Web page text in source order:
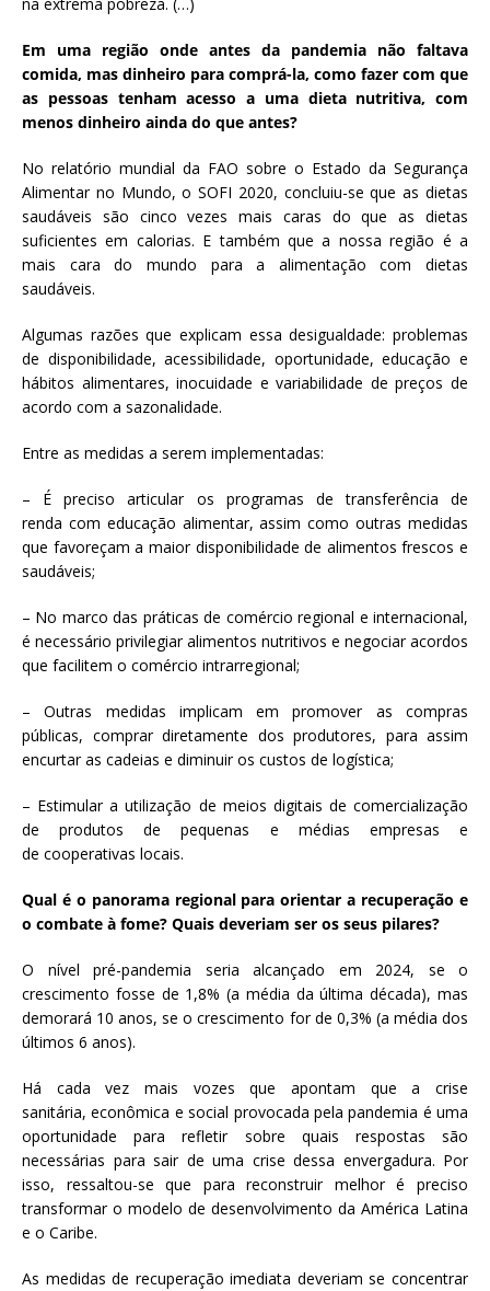
Em uma região onde antes da pandemia não faltava
comida, mas dinheiro para comprá-la, como fazer com que
as pessoas tenham acesso a uma dieta nutritiva, com
menos dinheiro ainda do que antes?
No relatório mundial da FAO sobre o Estado da Segurança
Alimentar no Mundo, o SOFI 2020, concluiu-se que as dietas
saudáveis são cinco vezes mais caras do que as dietas
suficientes em calorias. E também que a nossa região é a
mais cara do mundo para a alimentação com dietas
saudáveis.
Algumas razões que explicam essa desigualdade: problemas
de disponibilidade, acessibilidade, oportunidade, educação e
hábitos alimentares, inocuidade e variabilidade de preços de
acordo com a sazonalidade.
Entre as medidas a serem implementadas:
– É preciso articular os programas de transferência de
renda com educação alimentar, assim como outras medidas
que favoreçam a maior disponibilidade de alimentos frescos e
saudáveis;
– No marco das práticas de comércio regional e internacional,
é necessário privilegiar alimentos nutritivos e negociar acordos
que facilitem o comércio intrarregional;
– Outras medidas implicam em promover as compras
públicas, comprar diretamente dos produtores, para assim
encurtar as cadeias e diminuir os custos de logística;
– Estimular a utilização de meios digitais de comercialização
de produtos de pequenas e médias empresas e
de cooperativas locais.
Qual é o panorama regional para orientar a recuperação e
o combate à fome? Quais deveriam ser os seus pilares?
O nível pré-pandemia seria alcançado em 2024, se o
crescimento fosse de 1,8% (a média da última década), mas
demorará 10 anos, se o crescimento for de 0,3% (a média dos
últimos 6 anos).
Há cada vez mais vozes que apontam que a crise
sanitária, econômica e social provocada pela pandemia é uma
oportunidade para refletir sobre quais respostas são
necessárias para sair de uma crise dessa envergadura. Por
isso, ressaltou-se que para reconstruir melhor é preciso
transformar o modelo de desenvolvimento da América Latina
e o Caribe.
As medidas de recuperação imediata deveriam se concentrar